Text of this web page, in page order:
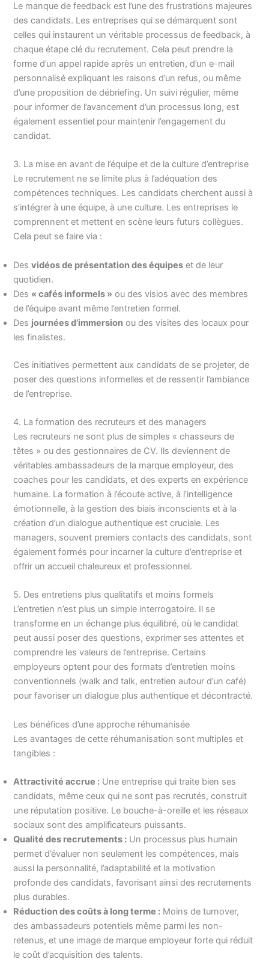
Le manque de feedback est l’une des frustrations majeures
des candidats. Les entreprises qui se démarquent sont
celles qui instaurent un véritable processus de feedback, à
chaque étape clé du recrutement. Cela peut prendre la
forme d’un appel rapide après un entretien, d’un e-mail
personnalisé expliquant les raisons d’un refus, ou même
d’une proposition de débriefing. Un suivi régulier, même
pour informer de l’avancement d’un processus long, est
également essentiel pour maintenir l’engagement du
candidat.
3. La mise en avant de l’équipe et de la culture d’entreprise
Le recrutement ne se limite plus à l’adéquation des
compétences techniques. Les candidats cherchent aussi à
s’intégrer à une équipe, à une culture. Les entreprises le
comprennent et mettent en scène leurs futurs collègues.
Cela peut se faire via :
Desvidéos de présentation des équipes et de leur
quotidien.
Des « cafés informels » ou des visios avec des membres
de l’équipe avant même l’entretien formel.
Des journées d’immersion ou des visites des locaux pour
les finalistes.
Ces initiatives permettent aux candidats de se projeter, de
poser des questions informelles et de ressentir l’ambiance
de l’entreprise.
4. La formation des recruteurs et des managers
Les recruteurs ne sont plus de simples « chasseurs de
têtes » ou des gestionnaires de CV. Ils deviennent de
véritables ambassadeurs de la marque employeur, des
coaches pour les candidats, et des experts en expérience
humaine. La formation à l’écoute active, à l’intelligence
émotionnelle, à la gestion des biais inconscients et à la
création d’un dialogue authentique est cruciale. Les
managers, souvent premiers contacts des candidats, sont
également formés pour incarner la culture d’entreprise et
offrir un accueil chaleureux et professionnel.
5. Des entretiens plus qualitatifs et moins formels
L’entretien n’est plus un simple interrogatoire. Il se
transforme en un échange plus équilibré, où le candidat
peut aussi poser des questions, exprimer ses attentes et
comprendre les valeurs de l’entreprise. Certains
employeurs optent pour des formats d’entretien moins
conventionnels (walk and talk, entretien autour d’un café)
pour favoriser un dialogue plus authentique et décontracté.
Les bénéfices d’une approche réhumanisée
Les avantages de cette réhumanisation sont multiples et
tangibles :
Attractivité accrue : Une entreprise qui traite bien ses
candidats, même ceux qui ne sont pas recrutés, construit
une réputation positive. Le bouche-à-oreille et les réseaux
sociaux sont des amplificateurs puissants.
Qualité des recrutements : Un processus plus humain
permet d’évaluer non seulement les compétences, mais
aussi la personnalité, l’adaptabilité et la motivation
profonde des candidats, favorisant ainsi des recrutements
plus durables.
Réduction des coûts à long terme : Moins de turnover,
des ambassadeurs potentiels même parmi les non-
retenus, et une image de marque employeur forte qui réduit
le coût d’acquisition des talents.